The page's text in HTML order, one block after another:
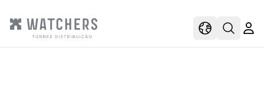
viewOpen